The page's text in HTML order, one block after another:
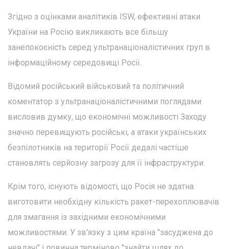
Згідно з оцінками аналітиків ISW, ефективні атаки
України на Росію викликають все більшу
занепокоєність серед ультранаціоналістичних груп в
інформаційному середовищі Росії.
Відомий російський військовий та політичний
коментатор з ультранаціоналістичними поглядами
висловив думку, що економічні можливості Заходу
значно перевищують російські, а атаки українських
безпілотників на території Росії дедалі частіше
становлять серйозну загрозу для її інфраструктури.
Крім того, існують відомості, що Росія не здатна
виготовити необхідну кількість ракет-перехоплювачів
для змагання із західними економічними
можливостями. У зв'язку з цим країна "засуджена до